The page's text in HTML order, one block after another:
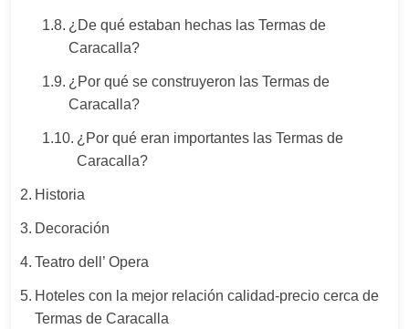
¿De qué estaban hechas las Termas de
Caracalla?
¿Por qué se construyeron las Termas de
Caracalla?
¿Por qué eran importantes las Termas de
Caracalla?
Historia
Decoración
Teatro dell’ Opera
Hoteles con la mejor relación calidad‑precio cerca de
Termas de Caracalla